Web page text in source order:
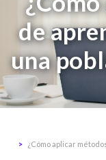
de
una
¿Cómo aplicar